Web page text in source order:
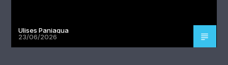
Ulises Paniagua
23/06/2026